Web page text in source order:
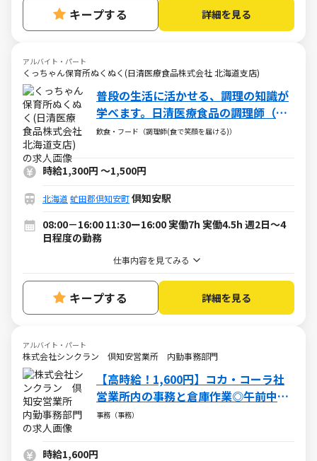
キープする 詳細を見る
アルバイト・パート
くっちゃん保育所ぬくぬく(日清医療食品株式会社 北海道支店)
普段の生活に活かせる、調理の知識が
学べます。日清医療食品の調理師（パ
ート・アルバイト求人）
飲食・フード（調理師(食で笑顔を届ける)）
時給1,300円 ～1,500円
北海道 虻田郡倶知安町倶知安駅
08:00－16:00 11:30ー16:00 実働7h 実働4.5h 週2日～4
日程度の勤務
仕事内容を見てみる
キープする 詳細を見る
アルバイト・パート
株式会社シンクラン 倶知安営業所 内勤事務部門
【高時給！1,600円】コカ・コーラ社
営業所内の事務と倉庫作業◎午前中勤
務で月収20万以上可
事務（事務）
時給1,600円